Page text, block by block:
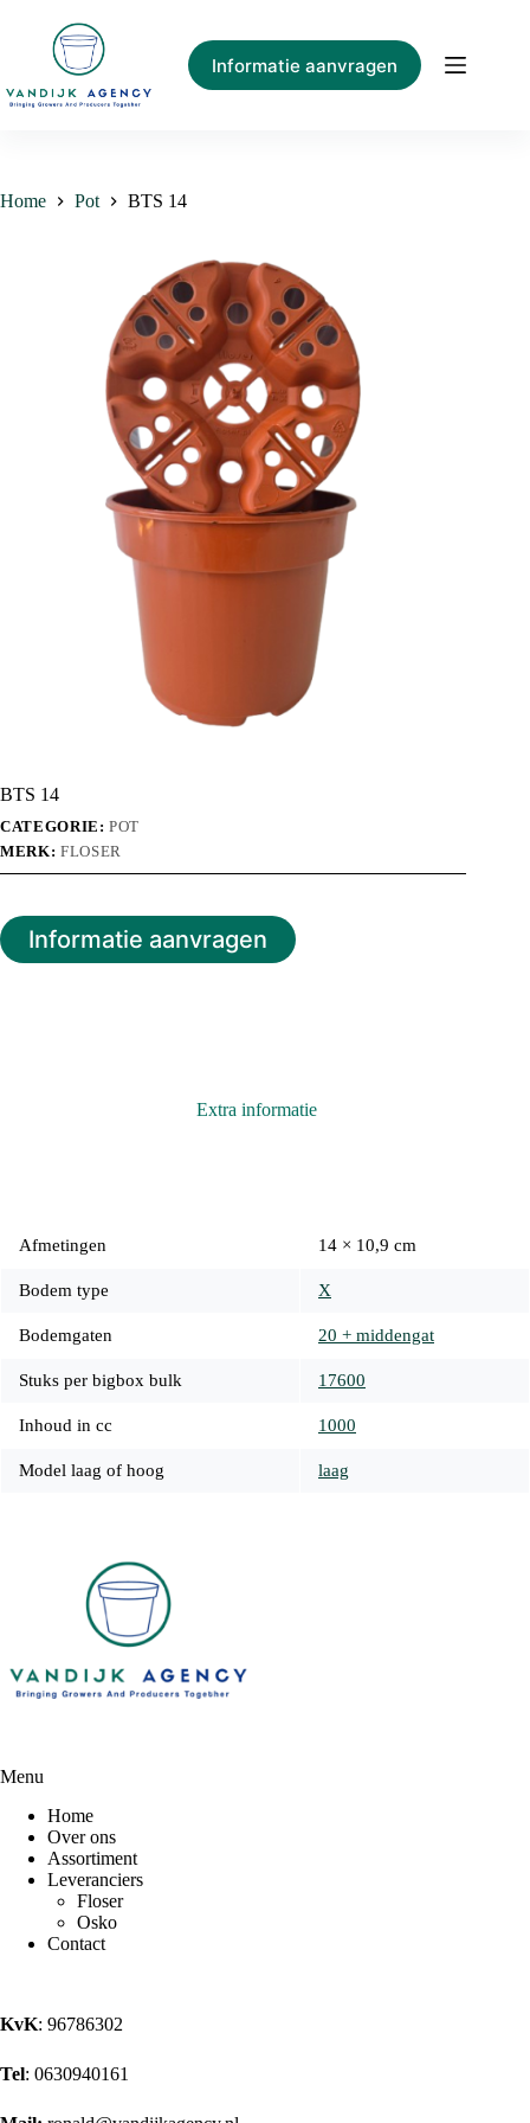
Informatie aanvragen
Home Pot BTS 14
BTS 14
CATEGORIE:POT
MERK: FLOSER
Informatie aanvragen
Extra informatie
Afmetingen 14 × 10,9 cm
Bodem type X
Bodemgaten 20 + middengat
Stuks per bigbox bulk 17600
Inhoud in cc 1000
Model laag of hoog laag
Menu
Home
Over ons
Assortiment
Leveranciers
Floser
Osko
Contact
KvK: 96786302
Tel: 0630940161